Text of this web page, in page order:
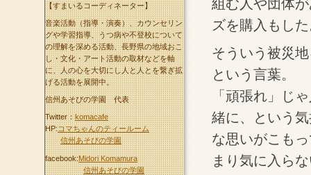
組む人や団体
ズを購入もし
そういう被災
という言葉。
「頑張れ」じ
緒に、という
な思いがこも
まり気に入ら
【すまいるコーディネーター】
音楽活動（指導・演奏）、カウンセリン
グや学習指導、うつ病や不登校について
の理解を深める活動、長野県の地域おこ
し・文化・アート活動の取材などを軸
に、人の心を大切にし人と人とを繋ぎ拡
げる活動を展開中。
信州あそびの学園 代表
Twitter：komacafe
HP:コマちゃんのティールーム
信州あそびの学園
facebook:Midori Komamura
信州あそびの学園